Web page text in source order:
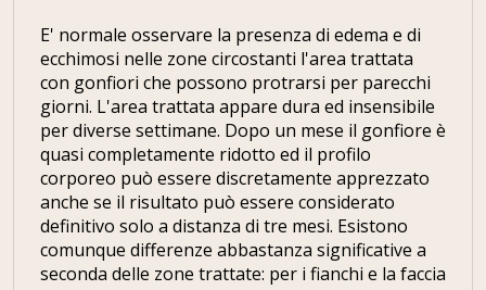
E' normale osservare la presenza di edema e di
ecchimosi nelle zone circostanti l'area trattata
con gonfiori che possono protrarsi per parecchi
giorni. L'area trattata appare dura ed insensibile
per diverse settimane. Dopo un mese il gonfiore è
quasi completamente ridotto ed il profilo
corporeo può essere discretamente apprezzato
anche se il risultato può essere considerato
definitivo solo a distanza di tre mesi. Esistono
comunque differenze abbastanza significative a
seconda delle zone trattate: per i fianchi e la faccia